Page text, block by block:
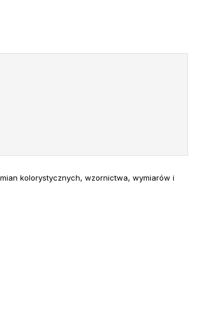
kolorystycznych, wzornictwa, wymiarów i